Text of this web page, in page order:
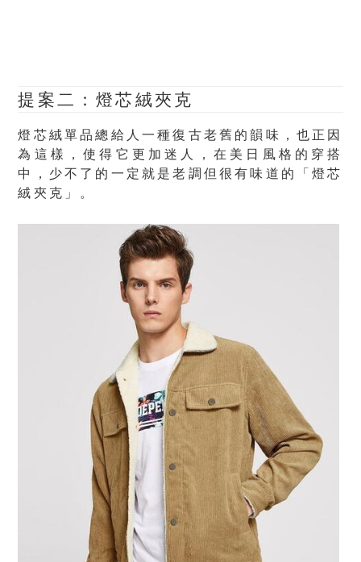
提案二：燈芯絨夾克
燈芯絨單品總給人一種復古老舊的韻味，也正因
為這樣，使得它更加迷人，在美日風格的穿搭
中，少不了的一定就是老調但很有味道的「燈芯
絨夾克」。